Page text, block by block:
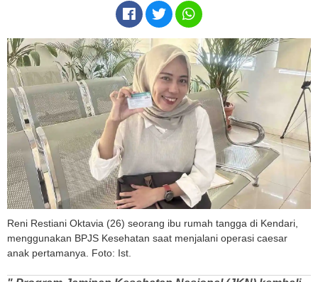
Reni Restiani Oktavia (26) seorang ibu rumah tangga di Kendari,
menggunakan BPJS Kesehatan saat menjalani operasi caesar
anak pertamanya. Foto: Ist.